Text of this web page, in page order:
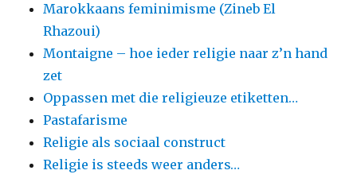
Marokkaans feminimisme (Zineb El
Rhazoui)
Montaigne – hoe ieder religie naar z’n hand
zet
Oppassen met die religieuze etiketten…
Pastafarisme
Religie als sociaal construct
Religie is steeds weer anders…